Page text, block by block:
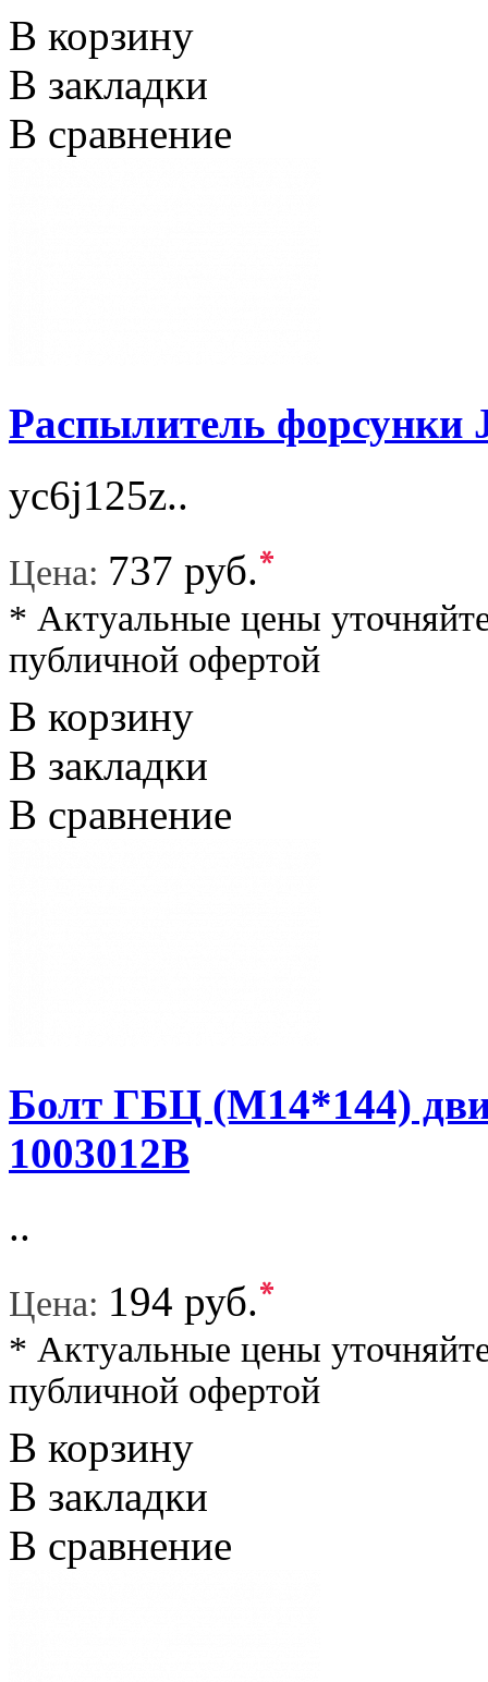
В корзину
В закладки
В сравнение
Распылитель форсунки
yc6j125z..
Цена: 737 руб.*
* Актуальные цены
публичной офертой
В корзину
В закладки
В сравнение
Болт ГБЦ (M14*144)
1003012B
..
Цена: 194 руб.*
* Актуальные цены
публичной офертой
В корзину
В закладки
В сравнение